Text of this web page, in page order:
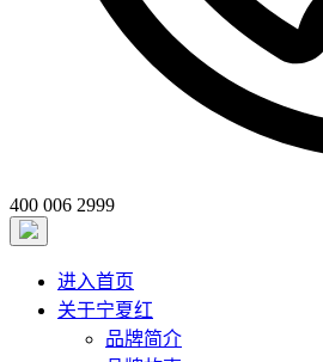
400 006 2999
进入首页
关于宁夏红
品牌简介